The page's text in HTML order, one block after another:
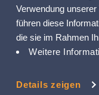
Verwendung
führen diese
die sie im Rahmen
Weitere
Details zeigen